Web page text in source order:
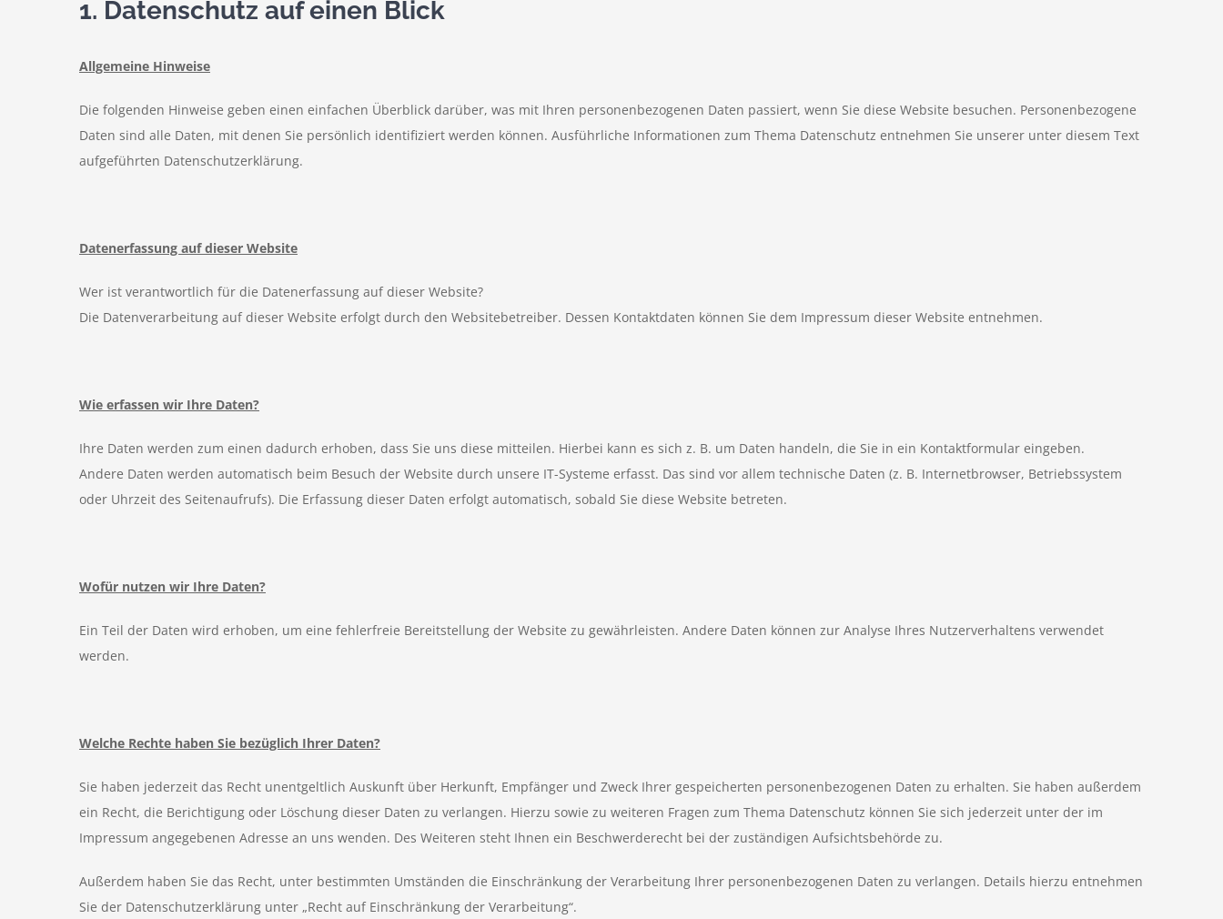
1. Datenschutz auf einen Blick
Allgemeine Hinweise
Die folgenden Hinweise geben einen einfachen Überblick darüber, was mit Ihren personenbezogenen Daten passiert, wenn Sie diese Website besuchen. Personenbezogene
Daten sind alle Daten, mit denen Sie persönlich identifiziert werden können. Ausführliche Informationen zum Thema Datenschutz entnehmen Sie unserer unter diesem Text
aufgeführten Datenschutzerklärung.
Datenerfassung auf dieser Website
Wer ist verantwortlich für die Datenerfassung auf dieser Website?
Die Datenverarbeitung auf dieser Website erfolgt durch den Websitebetreiber. Dessen Kontaktdaten können Sie dem Impressum dieser Website entnehmen.
Wie erfassen wir Ihre Daten?
Ihre Daten werden zum einen dadurch erhoben, dass Sie uns diese mitteilen. Hierbei kann es sich z. B. um Daten handeln, die Sie in ein Kontaktformular eingeben.
Andere Daten werden automatisch beim Besuch der Website durch unsere IT-Systeme erfasst. Das sind vor allem technische Daten (z. B. Internetbrowser, Betriebssystem
oder Uhrzeit des Seitenaufrufs). Die Erfassung dieser Daten erfolgt automatisch, sobald Sie diese Website betreten.
Wofür nutzen wir Ihre Daten?
Ein Teil der Daten wird erhoben, um eine fehlerfreie Bereitstellung der Website zu gewährleisten. Andere Daten können zur Analyse Ihres Nutzerverhaltens verwendet
werden.
Welche Rechte haben Sie bezüglich Ihrer Daten?
Sie haben jederzeit das Recht unentgeltlich Auskunft über Herkunft, Empfänger und Zweck Ihrer gespeicherten personenbezogenen Daten zu erhalten. Sie haben außerdem
ein Recht, die Berichtigung oder Löschung dieser Daten zu verlangen. Hierzu sowie zu weiteren Fragen zum Thema Datenschutz können Sie sich jederzeit unter der im
Impressum angegebenen Adresse an uns wenden. Des Weiteren steht Ihnen ein Beschwerderecht bei der zuständigen Aufsichtsbehörde zu.
Außerdem haben Sie das Recht, unter bestimmten Umständen die Einschränkung der Verarbeitung Ihrer personenbezogenen Daten zu verlangen. Details hierzu entnehmen
Sie der Datenschutzerklärung unter „Recht auf Einschränkung der Verarbeitung“.